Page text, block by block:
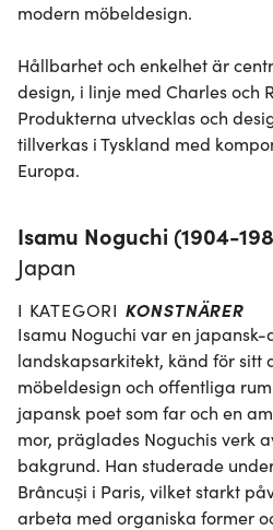
modern möbeldesign.
Hållbarhet och enkelhet är
design, i linje med Charles och
Produkterna utvecklas och
tillverkas i Tyskland med
Europa.
Isamu Noguchi (1904-
Japan
I KATEGORI KONSTNÄRER
Isamu Noguchi var en
landskapsarkitekt, känd för sitt
möbeldesign och offentliga
japansk poet som far och en
mor, präglades Noguchis verk
bakgrund. Han studerade
Brâncuși i Paris, vilket starkt
arbeta med organiska former